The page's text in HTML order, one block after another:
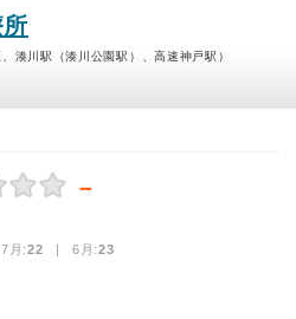
湊川駅（湊川公園駅）、高速神戸駅）
－
月:22 | 6月:23